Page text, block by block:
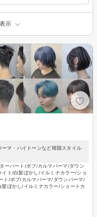
示
マ・ハイトーンなど韓国スタイル
ーパート/ボブ/カルマパーマ/ダウン
ト/白髪ぼかし/イルミナカラー/ショ
ト/ボブ/カルマパーマ/ダウンパーマ/
ぼかし/イルミナカラー/ショートカ